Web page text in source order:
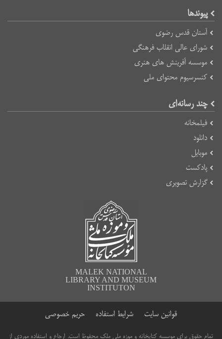
پیوند‌ها
آستان قدس رضوی
شورای عالی انقلاب فرهنگی
موسسه آفرینش های هنری
کنسرسیوم محتوای ملی
چند رسانه‌ای
فیلمخانه
دانلود
موبایل
پادکست
گزارش تصویری
MALEK NATIONAL
LIBRARY AND MUSEUM
INSTITUTON
قوانین سایت شرایط استفاده حریم خصوصی
تمام حقوق برای موسسه کتابخانه و موزه ملی ملک محفوظ است. ارجاع و استفاده موردی از